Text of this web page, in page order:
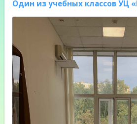
Один из учебных классов УЦ